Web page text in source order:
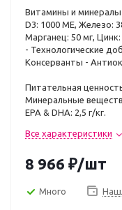
Витамины и минералы
D3: 1000 ME, Железо:
Марганец: 50 мг, Цинк:
- Технологические
Консерванты -
Питательная
Минеральные
EPA & DHA: 2,5 г/кг.
Все характеристики
8 966 ₽/шт
Много